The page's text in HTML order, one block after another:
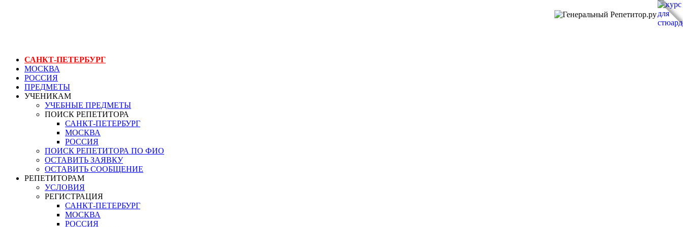
САНКТ-ПЕТЕРБУРГ
МОСКВА
РОССИЯ
ПРЕДМЕТЫ
УЧЕНИКАМ
УЧЕБНЫЕ ПРЕДМЕТЫ
ПОИСК РЕПЕТИТОРА
САНКТ-ПЕТЕРБУРГ
МОСКВА
РОССИЯ
ПОИСК РЕПЕТИТОРА ПО ФИО
ОСТАВИТЬ ЗАЯВКУ
ОСТАВИТЬ СООБЩЕНИЕ
РЕПЕТИТОРАМ
УСЛОВИЯ
РЕГИСТРАЦИЯ
САНКТ-ПЕТЕРБУРГ
МОСКВА
РОССИЯ